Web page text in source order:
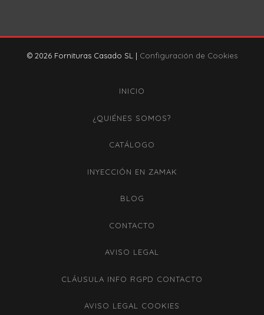
© 2026 Fornituras Casado SL | Configuración de Cookies
INICIO
¿QUIÉNES SOMOS?
CATÁLOGO
INYECCIÓN EN ZAMAK
BLOG
CONTACTO
AVISO LEGAL
CLÁUSULA INFO RGPD CONTACTO
AVISO LEGAL COOKIES